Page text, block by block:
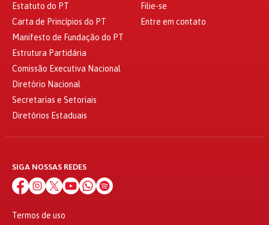
Estatuto do PT
Carta de Princípios do PT
Manifesto de Fundação do PT
Estrutura Partidária
Comissão Executiva Nacional
Diretório Nacional
Secretarias e Setoriais
Diretórios Estaduais
Filie-se
Entre em contato
SIGA NOSSAS REDES
Termos de uso